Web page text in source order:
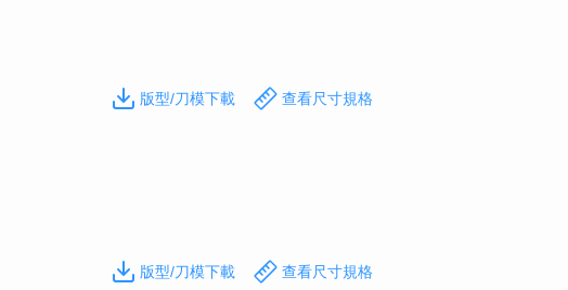
版型/刀模下載 查看尺寸規格
版型/刀模下載 查看尺寸規格